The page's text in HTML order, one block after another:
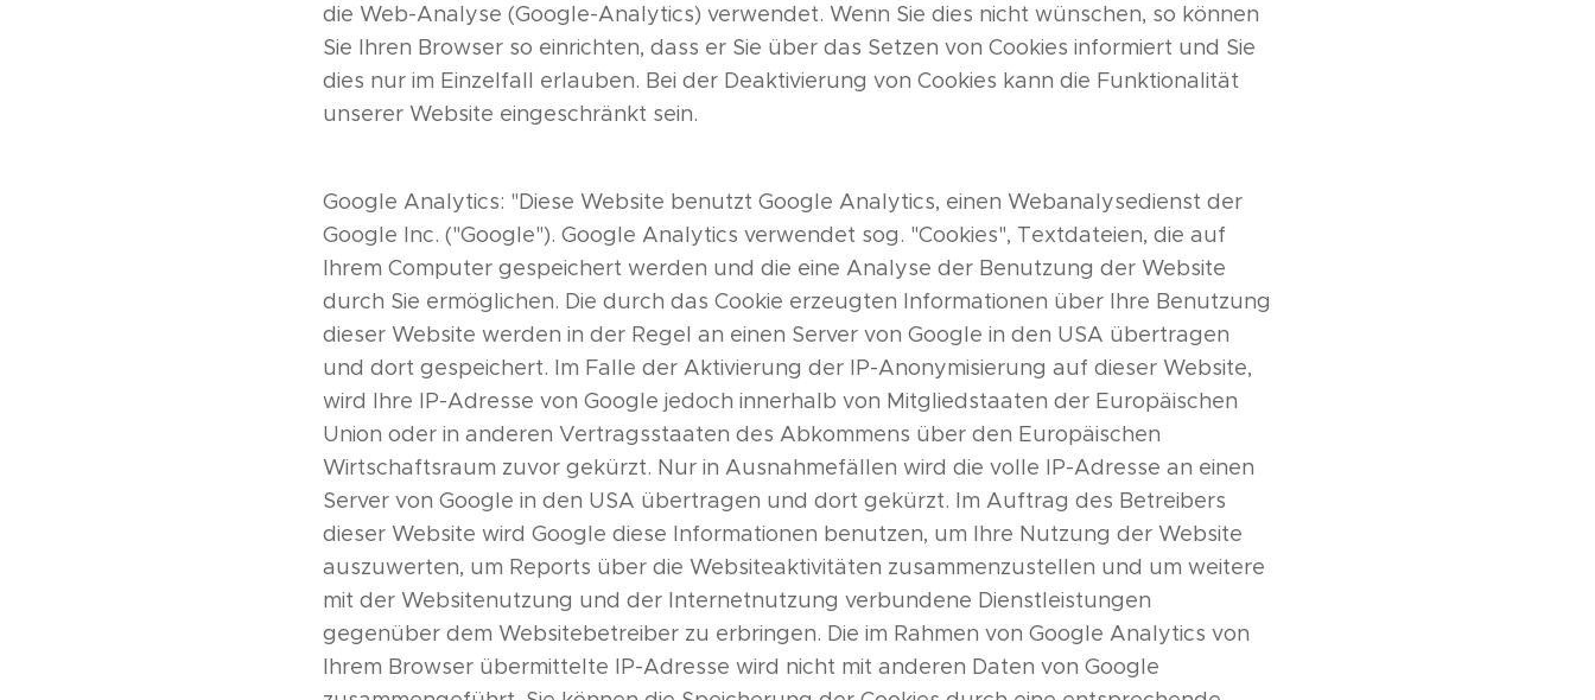
die Web-Analyse (Google-Analytics) verwendet. Wenn Sie dies nicht wünschen, so können
Sie Ihren Browser so einrichten, dass er Sie über das Setzen von Cookies informiert und Sie
dies nur im Einzelfall erlauben. Bei der Deaktivierung von Cookies kann die Funktionalität
unserer Website eingeschränkt sein.
Google Analytics: "Diese Website benutzt Google Analytics, einen Webanalysedienst der
Google Inc. ("Google"). Google Analytics verwendet sog. "Cookies", Textdateien, die auf
Ihrem Computer gespeichert werden und die eine Analyse der Benutzung der Website
durch Sie ermöglichen. Die durch das Cookie erzeugten Informationen über Ihre Benutzung
dieser Website werden in der Regel an einen Server von Google in den USA übertragen
und dort gespeichert. Im Falle der Aktivierung der IP-Anonymisierung auf dieser Website,
wird Ihre IP-Adresse von Google jedoch innerhalb von Mitgliedstaaten der Europäischen
Union oder in anderen Vertragsstaaten des Abkommens über den Europäischen
Wirtschaftsraum zuvor gekürzt. Nur in Ausnahmefällen wird die volle IP-Adresse an einen
Server von Google in den USA übertragen und dort gekürzt. Im Auftrag des Betreibers
dieser Website wird Google diese Informationen benutzen, um Ihre Nutzung der Website
auszuwerten, um Reports über die Websiteaktivitäten zusammenzustellen und um weitere
mit der Websitenutzung und der Internetnutzung verbundene Dienstleistungen
gegenüber dem Websitebetreiber zu erbringen. Die im Rahmen von Google Analytics von
Ihrem Browser übermittelte IP-Adresse wird nicht mit anderen Daten von Google